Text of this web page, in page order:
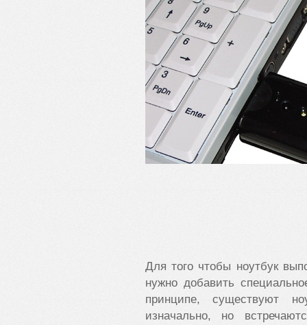
Для того чтобы ноутбук
нужно добавить
принципе, существуют
изначально, но